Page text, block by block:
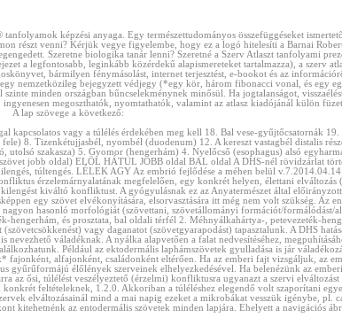
képzési anyaga. Egy természettudományos összefüggéseket
részt venni? Kérjük vegye figyelembe, hogy ez a logó hitelesíti a Barnai
Szeretne biologika tanár lenni? Szeretné a Szerv Atlaszt tanfolyami
a legfontosabb, leginkább közérdekű alapismereteket tartalmazza), a szerv
bármilyen fénymásolást, internet terjesztést, e-bookot és az
bejegyzett védjegy (*egy kör, három fibonacci vonal, és egy
minden országban bűncselekménynek minősül. Ha jogtalanságot,
megoszthatók, nyomtathatók, valamint az atlasz kiadójánál külön
A lap szövege a következő:
vagy a túlélés érdekében meg kell 18. Bal vese-gyűjtőcsatornák
fele) 8. Tizenkétujjasbél, nyombél (duodenum) 12. A kereszt vastagbél distalis
szakasza) 5. Gyomor (hengerhám) 4. Nyelőcső (esophagus) alsó
jobb oldal) ELÖL HÁTUL JOBB oldal BAL oldal A DHS-nél rövidzárlat
túltengés. LÉLEK AGY Az embrió fejlődése a méhen belül
érzelemárnyalatának megfelelően, egy konkrét helyen, élettani
kiváltó konfliktust. A gyógyulásnak ez az Anyatermészet által
egy szövet elvékonyítására, elsorvasztására itt még nem volt szükség. Az
hasonló morfológiát (szövettani, szövetállományi formációt/
és prosztata, bal oldali térfél 2. Méhnyálkahártya-, petevezeték-
vagy daganatot (szövetgyarapodást) tapasztalunk. A DHS
váladéknak. A nyálka alapvetően a falat nedvesítéséhez,
Például az ektodermális laphámszövetek gyulladása is jár
fajonként, alfajonként, családonként eltérően. Ha az emberi fajt vizsgáljuk, az
gyűrűformájú élőlények szerveinek elhelyezkedésével. Ha belenézünk az
az ősi, túlélést veszélyeztető (érzelmi) konfliktusra ugyanazt a szervi
feltételeknek, 1.2.0. Akkoriban a túléléshez elegendő volt szaporítani
elváltozásainál mind a mai napig ezeket a mikrobákat vesszük igénybe,
az entodermális szövetek minden lapjára. Ehelyett a navigációs